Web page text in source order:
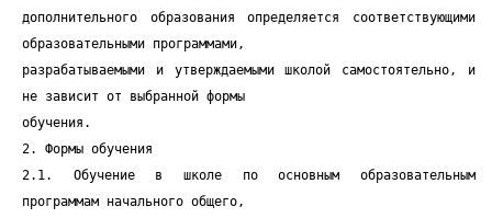
дополнительного образования определяется соответствующими
образовательными программами,
разрабатываемыми и утверждаемыми школой самостоятельно, и
не зависит от выбранной формы
обучения.
2. Формы обучения
2.1. Обучение в школе по основным образовательным
программам начального общего,